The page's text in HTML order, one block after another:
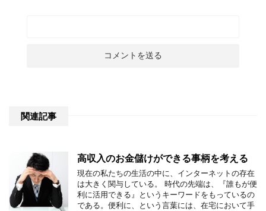
関連記事
高収入のお金儲けができる事柄を考える
現在の私たちの生活の中に、インターネットの存在
は大きく関与している。 時代の先端は、『誰もが便
利に活用できる』というキーワードをもっているの
である。便利に、という言葉には、在宅において手